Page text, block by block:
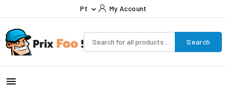
Pt  My Account
Search
